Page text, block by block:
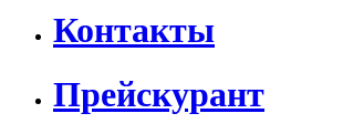
Контакты
Прейскурант